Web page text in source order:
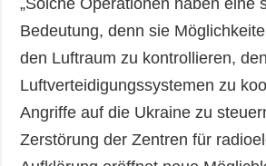
Bedeutung, denn sie
den Luftraum zu kontrollieren,
Luftverteidigungssystemen zu
Angriffe auf die Ukraine zu
Zerstörung der Zentren für